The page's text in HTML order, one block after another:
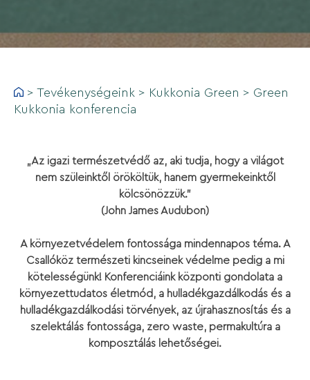
> Tevékenységeink > Kukkonia Green > Green
Kukkonia konferencia
„Az igazi természetvédő az, aki tudja, hogy a világot
nem szüleinktől örököltük, hanem gyermekeinktől
kölcsönözzük.”
(John James Audubon)
A környezetvédelem fontossága mindennapos téma. A
Csallóköz természeti kincseinek védelme pedig a mi
kötelességünk! Konferenciáink központi gondolata a
környezettudatos életmód, a hulladékgazdálkodás és a
hulladékgazdálkodási törvények, az újrahasznosítás és a
szelektálás fontossága, zero waste, permakultúra a
komposztálás lehetőségei.